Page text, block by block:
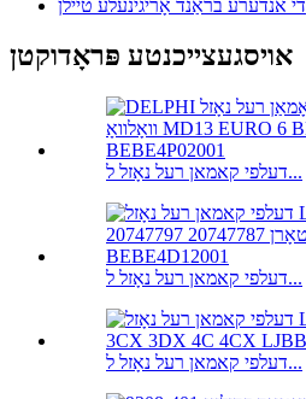
די אנדערע בראַנד אָריגינעלע טיילן
אויסגעצייכנטע פּראָדוקטן
דעלפי קאמאן רעל נאָזל ל...
דעלפי קאמאן רעל נאָזל ל...
דעלפי קאמאן רעל נאָזל ל...